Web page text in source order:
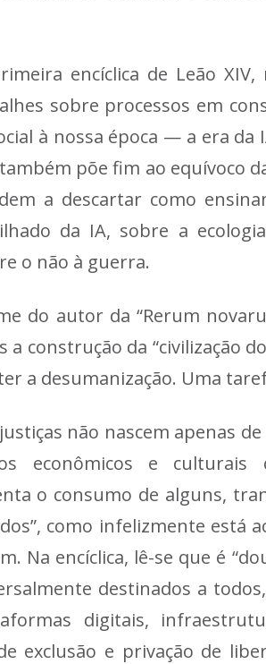
encíclica de Leão
sobre processos em
à nossa época — a era
põe fim ao equívoco
a descartar como
da IA, sobre a
o não à guerra.
do autor da “Rerum
construção da “civilização
a desumanização. Uma
não nascem apenas
econômicos e
o consumo de alguns,
como infelizmente está
Na encíclica, lê-se que é
destinados a
digitais,
exclusão e privação de